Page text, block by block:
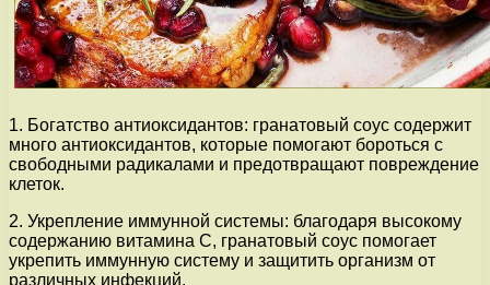
1. Богатство антиоксидантов: гранатовый соус содержит
много антиоксидантов, которые помогают бороться с
свободными радикалами и предотвращают повреждение
клеток.
2. Укрепление иммунной системы: благодаря высокому
содержанию витамина С, гранатовый соус помогает
укрепить иммунную систему и защитить организм от
различных инфекций.